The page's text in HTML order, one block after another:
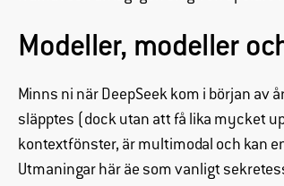
Modeller, modeller
Minns ni när DeepSeek kom i början av
släpptes (dock utan att få lika mycket
kontextfönster, är multimodal och kan
Utmaningar här äe som vanligt